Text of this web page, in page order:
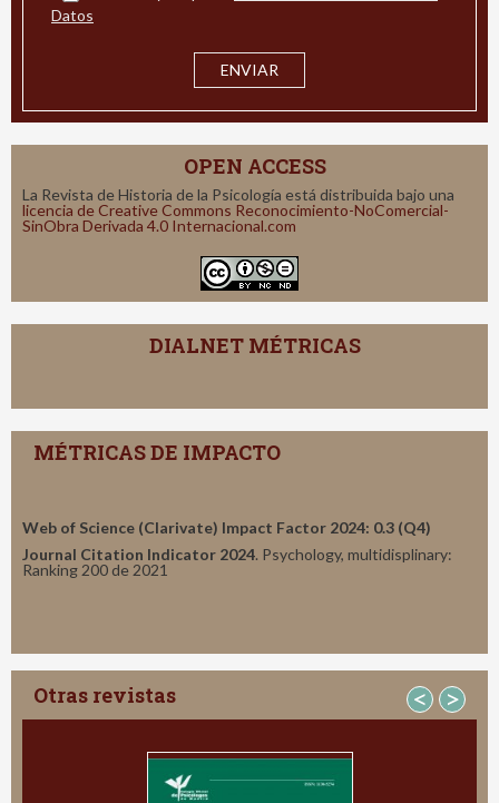
Datos
OPEN ACCESS
La Revista de Historia de la Psicología está distribuida bajo una
licencia de Creative Commons Reconocimiento-NoComercial-
SinObra Derivada 4.0 Internacional.com
DIALNET MÉTRICAS
MÉTRICAS DE IMPACTO
Web of Science (Clarivate) Impact Factor 2024: 0.3 (Q4)
Journal Citation Indicator 2024. Psychology, multidisplinary:
Ranking 200 de 2021
Otras revistas < >